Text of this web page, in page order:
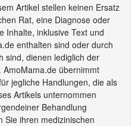
Artikel stellen keinen Ersatz
Rat, eine Diagnose oder
Inhalte, inklusive Text und
enthalten sind oder durch
sind, dienen lediglich der
AmoMama.de übernimmt
jegliche Handlungen, die als
Artikels unternommen
Behandlung
Sie ihren medizinischen